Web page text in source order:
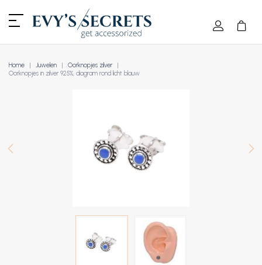
Home Juwelen
Oorknopjes zilver
Oorknopjes in zilver 925%, diagram rond licht blauw